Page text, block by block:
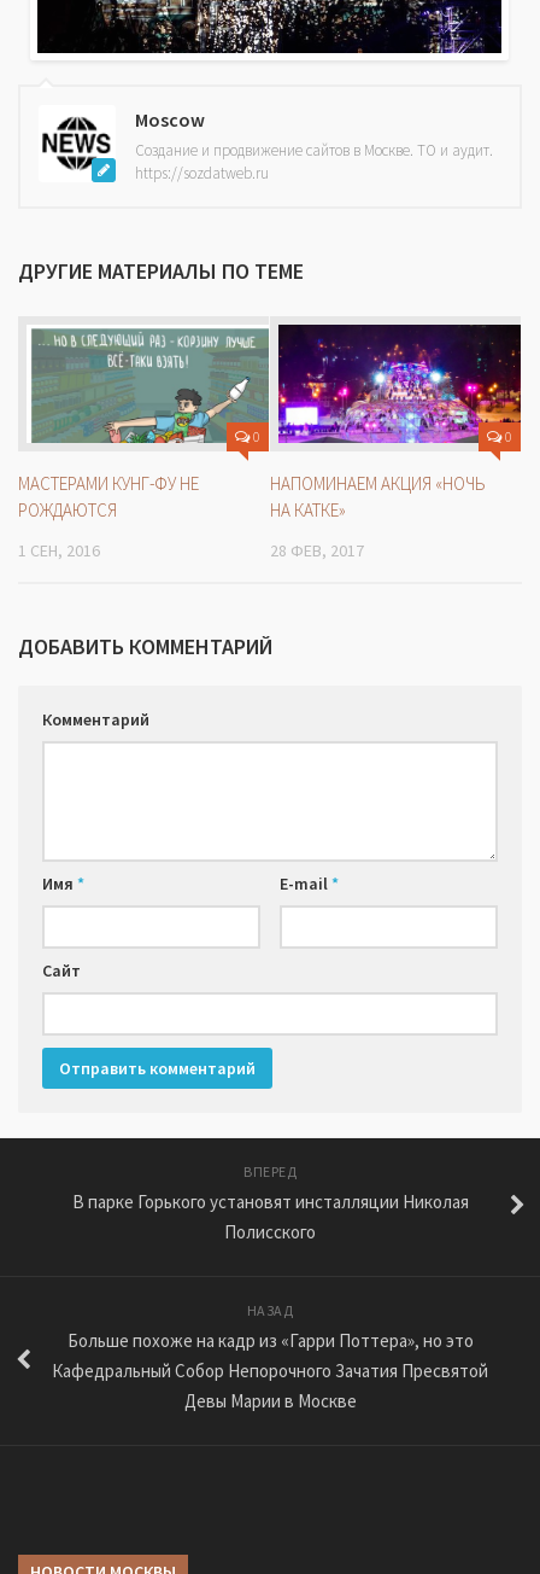
Moscow
Создание и продвижение сайтов в Москве. ТО и аудит.
https://sozdatweb.ru
ДРУГИЕ МАТЕРИАЛЫ ПО ТЕМЕ
0
МАСТЕРАМИ КУНГ-ФУ НЕ
РОЖДАЮТСЯ
1 СЕН, 2016
0
НАПОМИНАЕМ АКЦИЯ «НОЧЬ
НА КАТКЕ»
28 ФЕВ, 2017
ДОБАВИТЬ КОММЕНТАРИЙ
Комментарий
Имя * E-mail*
Сайт
ВПЕРЕД
В парке Горького установят инсталляции Николая
Полисского
НАЗАД
Больше похоже на кадр из «Гарри Поттера», но это
Кафедральный Собор Непорочного Зачатия Пресвятой
Девы Марии в Москве